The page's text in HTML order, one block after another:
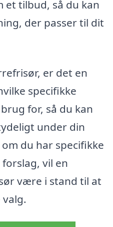
et tilbud, så du kan
der passer til dit
er det en
specifikke
for, så du kan
under din
du har specifikke
vil en
være i stand til at